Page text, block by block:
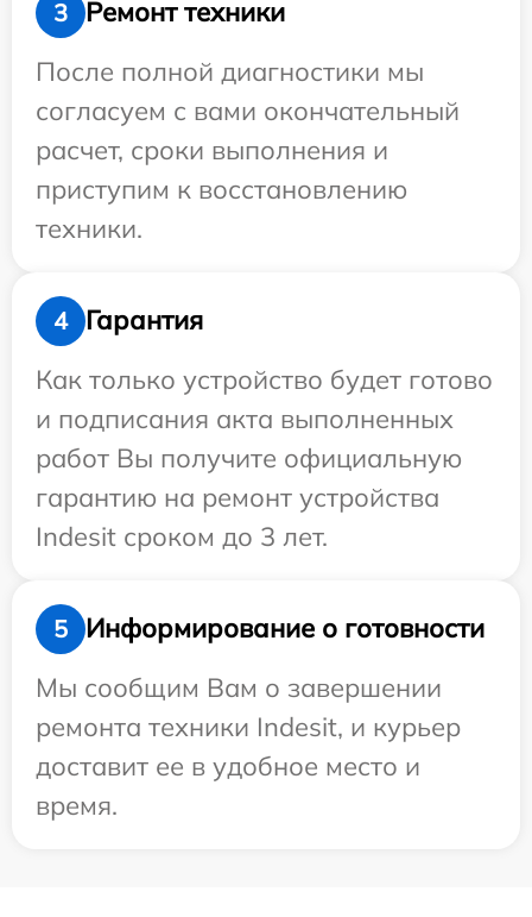
3
Ремонт техники
После полной диагностики мы
согласуем с вами окончательный
расчет, сроки выполнения и
приступим к восстановлению
техники.
4
Гарантия
Как только устройство будет готово
и подписания акта выполненных
работ Вы получите официальную
гарантию на ремонт устройства
Indesit сроком до 3 лет.
5
Информирование о готовности
Мы сообщим Вам о завершении
ремонта техники Indesit, и курьер
доставит ее в удобное место и
время.